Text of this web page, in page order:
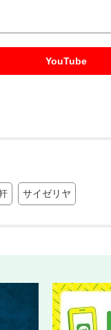
サイゼリヤ